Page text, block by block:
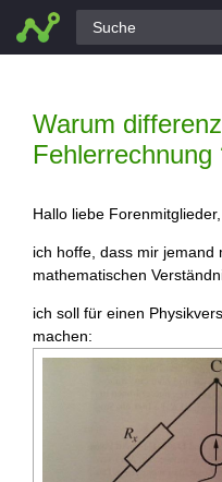
Alle Fragen
Warum
Fehlerrechnung
Hallo liebe Forenmitglieder,
ich hoffe, dass mir jemand
mathematischen
ich soll für einen
machen: